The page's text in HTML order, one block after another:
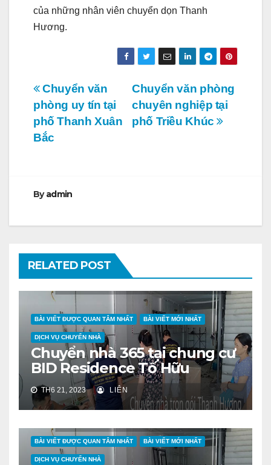
của những nhân viên chuyển dọn Thanh
Hương.
Điều
hướng
bài
Chuyển văn phòng
chuyên nghiệp tại
phố Triều Khúc
Chuyển văn
phòng uy tín tại
phố Thanh Xuân
Bắc
Byadmin
RELATED POST
BÀI VIẾT ĐƯỢC QUAN TÂM NHẤT BÀI VIẾT MỚI NHẤT
DỊCH VỤ CHUYỂN NHÀ
Chuyển nhà 365 tại chung cư
BID Residence Tố Hữu
TH6 21, 2023 LIÊN
BÀI VIẾT ĐƯỢC QUAN TÂM NHẤT BÀI VIẾT MỚI NHẤT
DỊCH VỤ CHUYỂN NHÀ